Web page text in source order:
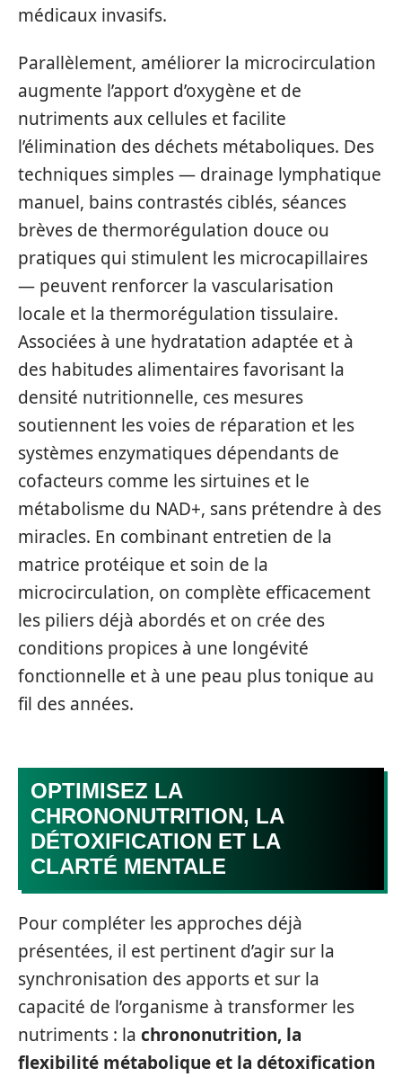
médicaux invasifs.
Parallèlement, améliorer la microcirculation
augmente l’apport d’oxygène et de
nutriments aux cellules et facilite
l’élimination des déchets métaboliques. Des
techniques simples — drainage lymphatique
manuel, bains contrastés ciblés, séances
brèves de thermorégulation douce ou
pratiques qui stimulent les microcapillaires
— peuvent renforcer la vascularisation
locale et la thermorégulation tissulaire.
Associées à une hydratation adaptée et à
des habitudes alimentaires favorisant la
densité nutritionnelle, ces mesures
soutiennent les voies de réparation et les
systèmes enzymatiques dépendants de
cofacteurs comme les sirtuines et le
métabolisme du NAD+, sans prétendre à des
miracles. En combinant entretien de la
matrice protéique et soin de la
microcirculation, on complète efficacement
les piliers déjà abordés et on crée des
conditions propices à une longévité
fonctionnelle et à une peau plus tonique au
fil des années.
OPTIMISEZ LA
CHRONONUTRITION, LA
DÉTOXIFICATION ET LA
CLARTÉ MENTALE
Pour compléter les approches déjà
présentées, il est pertinent d’agir sur la
synchronisation des apports et sur la
capacité de l’organisme à transformer les
nutriments : la chrononutrition, la
flexibilité métabolique et la détoxification